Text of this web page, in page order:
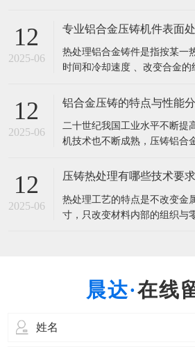
择的知名压铸机配件品牌。本
大型精密镗床、大型平面磨床
车床、CNC、电脑线切割、精
12
2025-06
热处理铝合金铸件是指按某一
时间和冷却速度 、改变合金的
性能，获得尺寸的稳定性，改
热循环处理： 经冷热循环处理
加热和冷却引起固溶体点阵收
12
2025-06
铝合金压铸的特点与性能
二十世纪我国工业水平不断提
机技术也不断成熟，压铸铝合
Si-Cu、Al-Si-Mg等。压铸铝合
高压快速凝固的特点使这种矛
12
2025-06
压铸热处理有哪些技术要
热处理工艺的特点是不改变金
寸，只改变材料内部的组织与
金采用适当的方式进行加热、
在线